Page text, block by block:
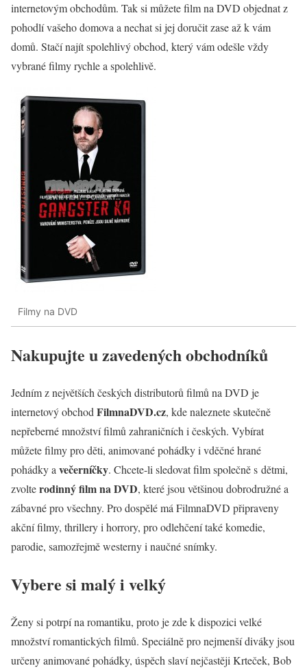
internetovým obchodům. Tak si můžetefilm na DVD objednat z
pohodlí vašeho domova a nechat si jej doručit zase až k vám
domů. Stačí najít spolehlivý obchod, který vám odešle vždy
vybrané filmy rychle a spolehlivě.
Filmy na DVD
Nakupujte u zavedených obchodníků
Jedním z největších českých distributorů filmů na DVD je
internetový obchod FilmnaDVD.cz, kde naleznete skutečně
nepřeberné množství filmů zahraničních i českých. Vybírat
můžete filmy pro děti, animované pohádky i vděčné hrané
pohádky a večerníčky. Chcete-li sledovat film společně s dětmi,
zvolterodinný film na DVD, které jsou většinou dobrodružné a
zábavné pro všechny. Pro dospělé má FilmnaDVD připraveny
akční filmy, thrillery i horrory, pro odlehčení takékomedie,
parodie, samozřejmě westerny i naučné snímky.
Vybere si malý i velký
Ženy si potrpí na romantiku, proto je zde k dispozici velké
množství romantických filmů. Speciálně pro nejmenší diváky jsou
určenyanimované pohádky, úspěch slaví nejčastěji Krteček, Bob